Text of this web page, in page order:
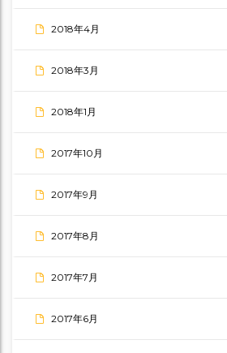
2018年4月
2018年3月
2018年1月
2017年10月
2017年9月
2017年8月
2017年7月
2017年6月